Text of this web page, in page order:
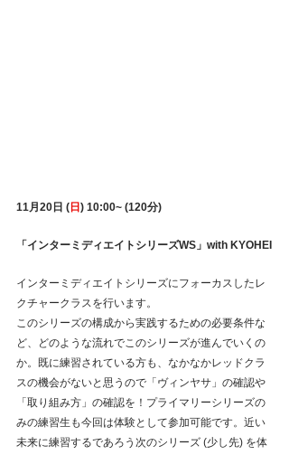
11月20日 ( 日 ) 10:00~ (120分)
「インターミディエイトシリーズWS」with KYOHEI
インターミディエイトシリーズにフォーカスしたレ
クチャークラスを行います。
このシリーズの構成から実践するための必要条件な
ど、どのような流れでこのシリーズが進んでいくの
か。既に練習されている方も、なかなかレッドクラ
スの機会がないと思うので「ヴィンヤサ」の確認や
「取り組み方」の確認を！プライマリーシリーズの
みの練習生も今回は体験として参加可能です。近い
未来に練習するであろう次のシリーズ (少し先) を体